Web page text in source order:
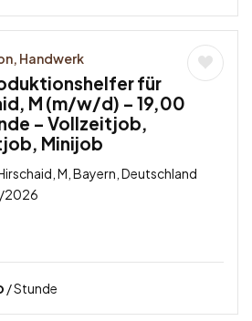
Handwerk
für
M (m/w/d) – 19,00
– Vollzeitjob,
Minijob
M, Bayern, Deutschland
/ Stunde